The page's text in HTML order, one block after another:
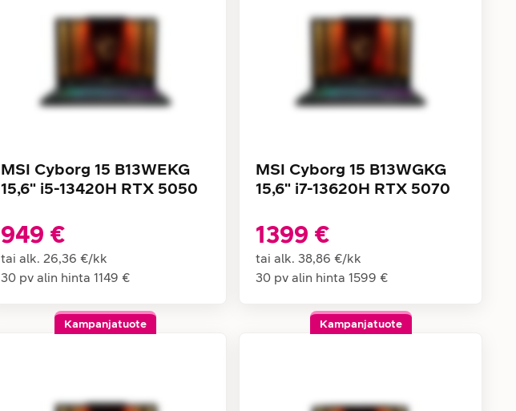
MSI Cyborg 15 B13WEKG
15,6" i5-13420H RTX 5050
949 €
tai alk. 26,36 €/kk
30 pv alin hinta 1149 €
MSI Cyborg 15 B13WGKG
15,6" i7-13620H RTX 5070
1399 €
tai alk. 38,86 €/kk
30 pv alin hinta 1599 €
Kampanjatuote Kampanjatuote